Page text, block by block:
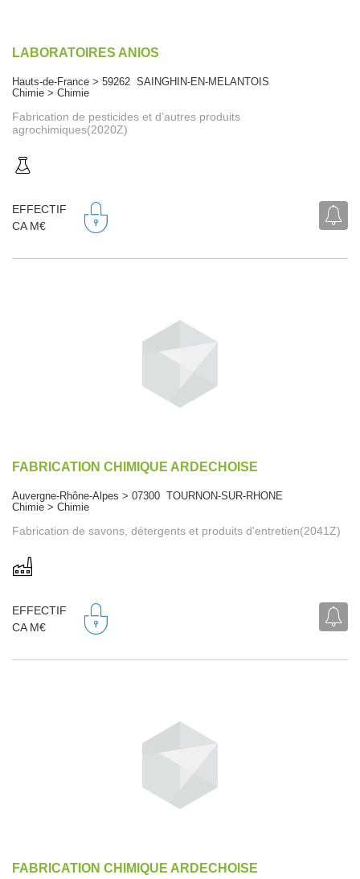
LABORATOIRES ANIOS
Hauts-de-France > 59262 SAINGHIN-EN-MELANTOIS
Chimie > Chimie
Fabrication de pesticides et d’autres produits
agrochimiques(2020Z)
EFFECTIF
CA M€
FABRICATION CHIMIQUE ARDECHOISE
Auvergne-Rhône-Alpes > 07300 TOURNON-SUR-RHONE
Chimie > Chimie
Fabrication de savons, détergents et produits d'entretien(2041Z)
EFFECTIF
CA M€
FABRICATION CHIMIQUE ARDECHOISE